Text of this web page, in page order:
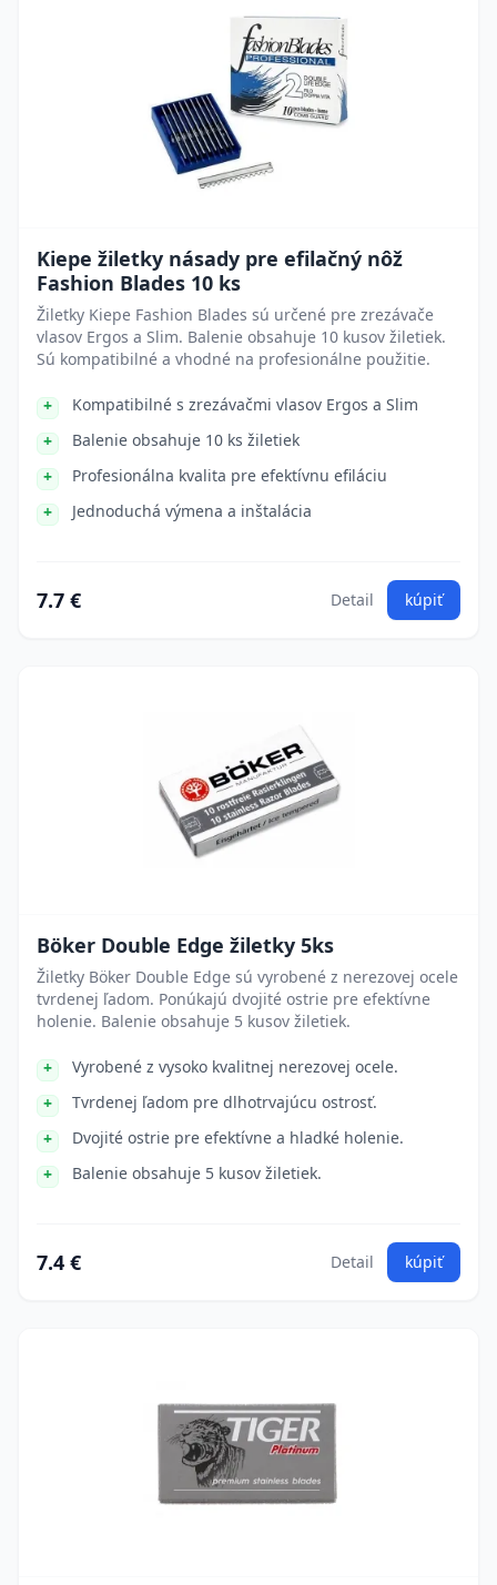
Kiepe žiletky násady pre efilačný nôž
Fashion Blades 10 ks
Žiletky Kiepe Fashion Blades sú určené pre zrezávače
vlasov Ergos a Slim. Balenie obsahuje 10 kusov žiletiek.
Sú kompatibilné a vhodné na profesionálne použitie.
Kompatibilné s zrezávačmi vlasov Ergos a Slim
Balenie obsahuje 10 ks žiletiek
Profesionálna kvalita pre efektívnu efiláciu
Jednoduchá výmena a inštalácia
7.7 € Detail kúpiť
Böker Double Edge žiletky 5ks
Žiletky Böker Double Edge sú vyrobené z nerezovej ocele
tvrdenej ľadom. Ponúkajú dvojité ostrie pre efektívne
holenie. Balenie obsahuje 5 kusov žiletiek.
Vyrobené z vysoko kvalitnej nerezovej ocele.
Tvrdenej ľadom pre dlhotrvajúcu ostrosť.
Dvojité ostrie pre efektívne a hladké holenie.
Balenie obsahuje 5 kusov žiletiek.
7.4 € Detail kúpiť